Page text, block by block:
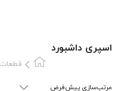
اسپری داشبورد
قطعات